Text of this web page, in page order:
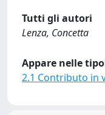
Tutti gli autori
Lenza, Concetta
Appare nelle
2.1 Contributo in